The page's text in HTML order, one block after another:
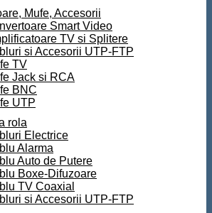
Mufe, Accesorii
Smart Video
TV si Splitere
si Accesorii UTP-FTP
TV
Jack si RCA
BNC
UTP
rola
Electrice
Alarma
Auto de Putere
Boxe-Difuzoare
TV Coaxial
si Accesorii UTP-FTP